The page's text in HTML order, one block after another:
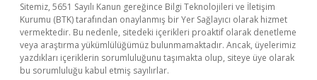
Sitemiz, 5651 Sayılı Kanun gereğince Bilgi Teknolojileri ve İletişim
Kurumu (BTK) tarafından onaylanmış bir Yer Sağlayıcı olarak hizmet
vermektedir. Bu nedenle, sitedeki içerikleri proaktif olarak denetleme
veya araştırma yükümlülüğümüz bulunmamaktadır. Ancak, üyelerimiz
yazdıkları içeriklerin sorumluluğunu taşımakta olup, siteye üye olarak
bu sorumluluğu kabul etmiş sayılırlar.